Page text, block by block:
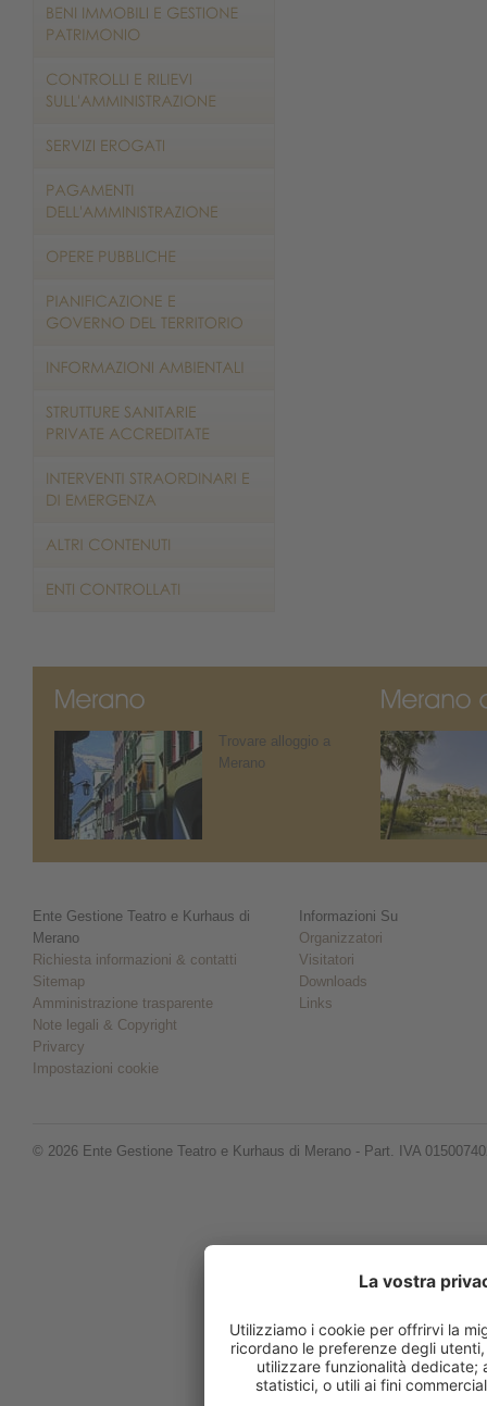
Trovare alloggio a
Merano
Ente Gestione Teatro e Kurhaus di
Merano
Richiesta informazioni & contatti
Sitemap
Amministrazione trasparente
Note legali & Copyright
Privarcy
Impostazioni cookie
Informazioni Su
Organizzatori
Visitatori
Downloads
Links
© 2026 Ente Gestione Teatro e Kurhaus di Merano - Part. IVA